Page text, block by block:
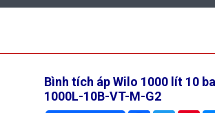
Bình tích áp Wilo 1000 lít 10
1000L-10B-VT-M-G2